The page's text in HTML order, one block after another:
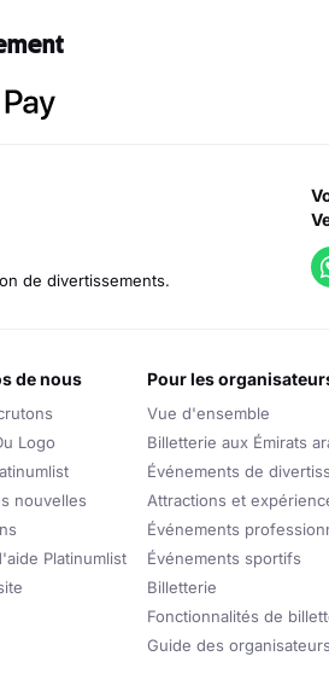
de divertissements.
de nous
Logo
nouvelles
Platinumlist
pour les
Vue d'ensemble
Billetterie aux Émirats
Événements de
Attractions et
Événements
Événements sportifs
Billetterie
Fonctionnalités de
Guide des organisateurs